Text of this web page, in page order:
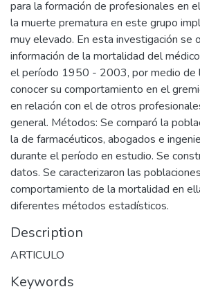
para la formación de profesionales en
la muerte prematura en este grupo
muy elevado. En esta investigación se
información de la mortalidad del
el período 1950 - 2003, por medio de
conocer su comportamiento en el
en relación con el de otros
general. Métodos: Se comparó la
la de farmacéuticos, abogados e
durante el período en estudio. Se
datos. Se caracterizaron las
comportamiento de la mortalidad en
diferentes métodos estadísticos.
Description
ARTICULO
Keywords